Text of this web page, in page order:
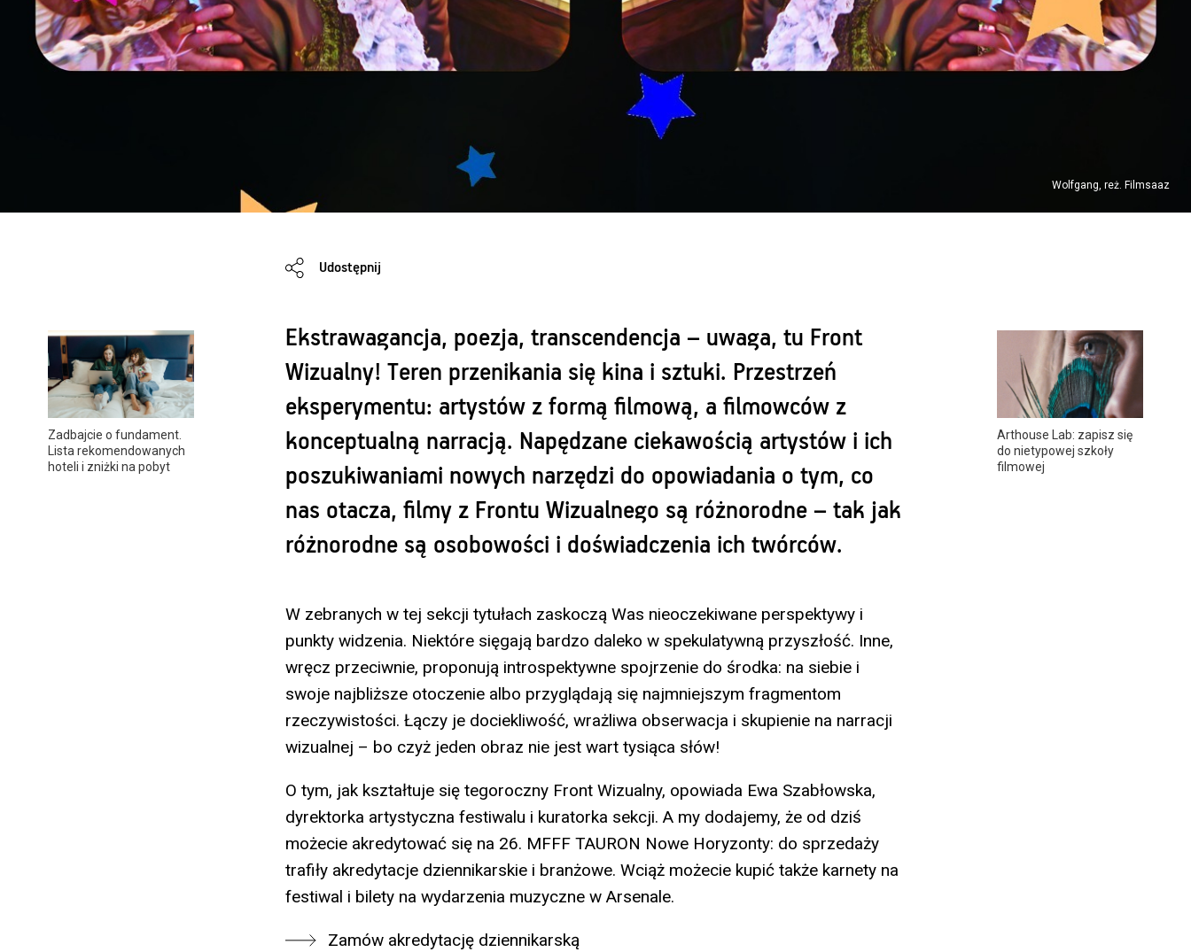
Wolfgang, reż. Filmsaaz
Udostępnij
Zadbajcie o fundament.
Lista rekomendowanych
hoteli i zniżki na pobyt
Arthouse Lab: zapisz się
do nietypowej szkoły
filmowej
Ekstrawagancja, poezja, transcendencja – uwaga, tu Front
Wizualny! Teren przenikania się kina i sztuki. Przestrzeń
eksperymentu: artystów z formą filmową, a filmowców z
konceptualną narracją. Napędzane ciekawością artystów i ich
poszukiwaniami nowych narzędzi do opowiadania o tym, co
nas otacza, filmy z Frontu Wizualnego są różnorodne – tak jak
różnorodne są osobowości i doświadczenia ich twórców.
W zebranych w tej sekcji tytułach zaskoczą Was nieoczekiwane perspektywy i
punkty widzenia. Niektóre sięgają bardzo daleko w spekulatywną przyszłość. Inne,
wręcz przeciwnie, proponują introspektywne spojrzenie do środka: na siebie i
swoje najbliższe otoczenie albo przyglądają się najmniejszym fragmentom
rzeczywistości. Łączy je dociekliwość, wrażliwa obserwacja i skupienie na narracji
wizualnej – bo czyż jeden obraz nie jest wart tysiąca słów!
O tym, jak kształtuje się tegoroczny Front Wizualny, opowiada Ewa Szabłowska,
dyrektorka artystyczna festiwalu i kuratorka sekcji. A my dodajemy, że od dziś
możecie akredytować się na 26. MFFF TAURON Nowe Horyzonty: do sprzedaży
trafiły akredytacje dziennikarskie i branżowe. Wciąż możecie kupić także karnety na
festiwal i bilety na wydarzenia muzyczne w Arsenale.
Zamów akredytację dziennikarską